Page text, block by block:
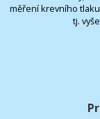
měření krevního
tj.